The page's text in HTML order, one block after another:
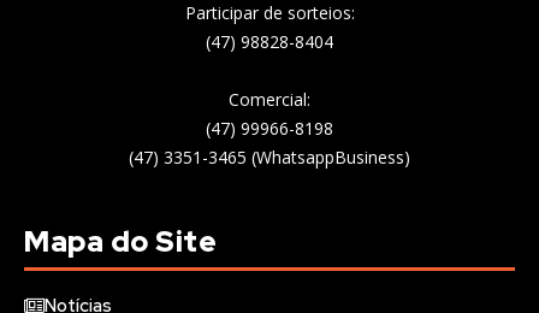
Participar de sorteios:
(47) 98828-8404
Comercial:
(47) 99966-8198
(47) 3351-3465 (WhatsappBusiness)
Mapa do Site
Notícias